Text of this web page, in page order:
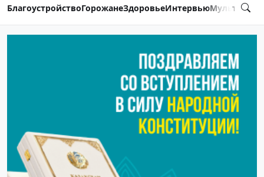
БлагоустройствоГорожанеЗдоровьеИнтервью